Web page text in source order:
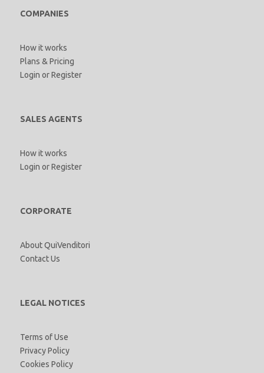
COMPANIES
How it works
Plans & Pricing
Login orRegister
SALES AGENTS
How it works
Login orRegister
CORPORATE
About QuiVenditori
Contact Us
LEGAL NOTICES
Terms of Use
Privacy Policy
Cookies Policy